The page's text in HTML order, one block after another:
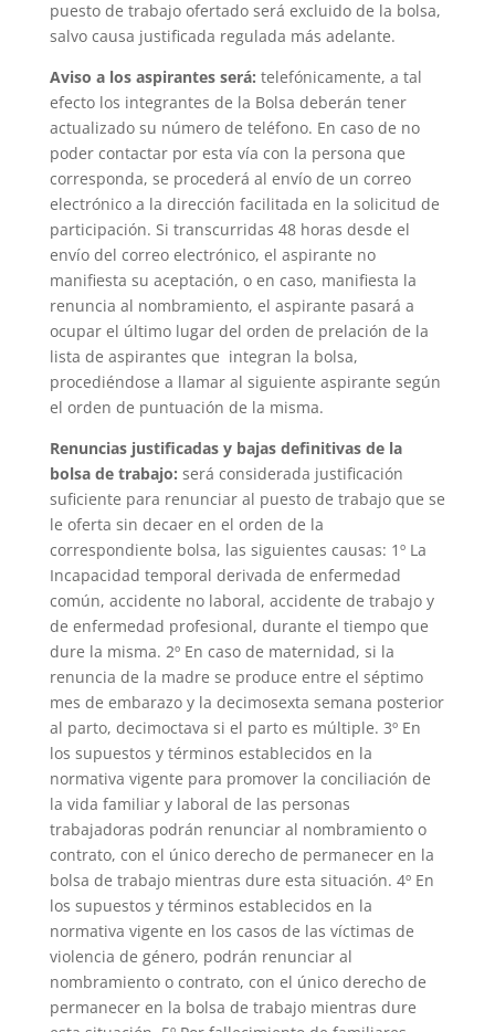
puesto de trabajo ofertado será excluido de la bolsa,
salvo causa justificada regulada más adelante.
Aviso a los aspirantes será: telefónicamente, a tal
efecto los integrantes de la Bolsa deberán tener
actualizado su número de teléfono. En caso de no
poder contactar por esta vía con la persona que
corresponda, se procederá al envío de un correo
electrónico a la dirección facilitada en la solicitud de
participación. Si transcurridas 48 horas desde el
envío del correo electrónico, el aspirante no
manifiesta su aceptación, o en caso, manifiesta la
renuncia al nombramiento, el aspirante pasará a
ocupar el último lugar del orden de prelación de la
lista de aspirantes que integran la bolsa,
procediéndose a llamar al siguiente aspirante según
el orden de puntuación de la misma.
Renuncias justificadas y bajas definitivas de la
bolsa de trabajo: será considerada justificación
suficiente para renunciar al puesto de trabajo que se
le oferta sin decaer en el orden de la
correspondiente bolsa, las siguientes causas: 1º La
Incapacidad temporal derivada de enfermedad
común, accidente no laboral, accidente de trabajo y
de enfermedad profesional, durante el tiempo que
dure la misma. 2º En caso de maternidad, si la
renuncia de la madre se produce entre el séptimo
mes de embarazo y la decimosexta semana posterior
al parto, decimoctava si el parto es múltiple. 3º En
los supuestos y términos establecidos en la
normativa vigente para promover la conciliación de
la vida familiar y laboral de las personas
trabajadoras podrán renunciar al nombramiento o
contrato, con el único derecho de permanecer en la
bolsa de trabajo mientras dure esta situación. 4º En
los supuestos y términos establecidos en la
normativa vigente en los casos de las víctimas de
violencia de género, podrán renunciar al
nombramiento o contrato, con el único derecho de
permanecer en la bolsa de trabajo mientras dure